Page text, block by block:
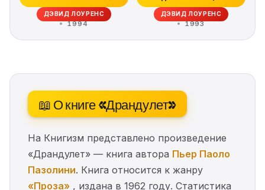
ДЭВИД ЛОУРЕНС
1994
Крестины
ДЭВИД ЛОУРЕНС
1993
📖 О книге «Драндулет»
На Книгизм представлено произведение
«Драндулет» — книга автора Пьер Паоло
Пазолини. Книга относится к жанру
«Проза» , издана в 1962 году. Статистика